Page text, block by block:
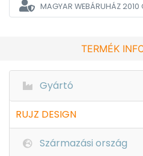
MAGYAR WEBÁRUHÁZ2010
TERMÉK
Gyártó
RUJZ DESIGN
Származási ország